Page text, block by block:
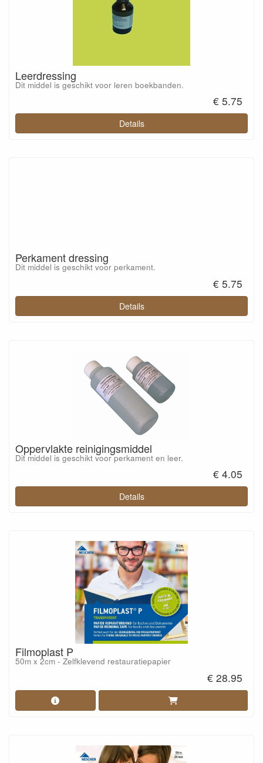
Leerdressing
Dit middel is geschikt voor leren boekbanden.
€ 5.75
Details
Perkament dressing
Dit middel is geschikt voor perkament.
€ 5.75
Details
Oppervlakte reinigingsmiddel
Dit middel is geschikt voor perkament en leer.
€ 4.05
Details
Filmoplast P
50m x 2cm - Zelfklevend restauratiepapier
€ 28.95